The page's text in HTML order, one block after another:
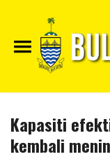
Kapasiti
kembali